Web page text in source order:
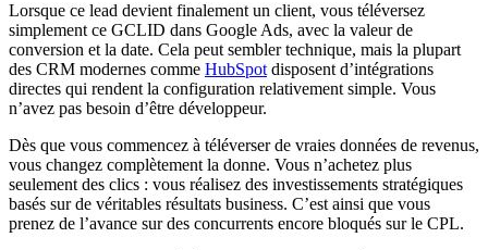
Lorsque ce lead devient finalement un client, vous téléversez
simplement ce GCLID dans Google Ads, avec la valeur de
conversion et la date. Cela peut sembler technique, mais la plupart
des CRM modernes comme HubSpot disposent d’intégrations
directes qui rendent la configuration relativement simple. Vous
n’avez pas besoin d’être développeur.
Dès que vous commencez à téléverser de vraies données de revenus,
vous changez complètement la donne. Vous n’achetez plus
seulement des clics : vous réalisez des investissements stratégiques
basés sur de véritables résultats business. C’est ainsi que vous
prenez de l’avance sur des concurrents encore bloqués sur le CPL.